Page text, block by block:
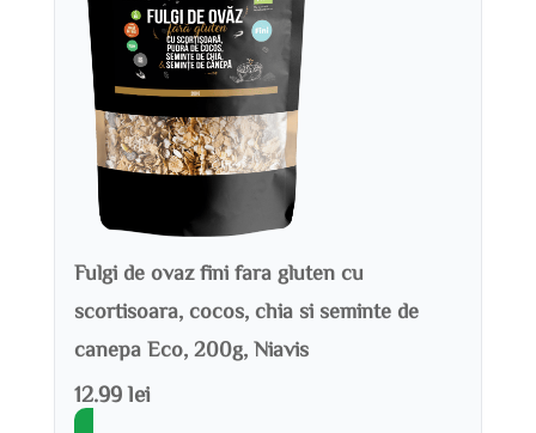
Fulgi de ovaz fini fara gluten cu
scortisoara, cocos, chia si seminte de
canepa Eco, 200g, Niavis
12.99 lei